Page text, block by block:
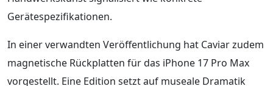
Gerätespezifikationen.
In einer verwandten Veröffentlichung hat Caviar zudem
magnetische Rückplatten für das iPhone 17 Pro Max
vorgestellt. Eine Edition setzt auf museale Dramatik